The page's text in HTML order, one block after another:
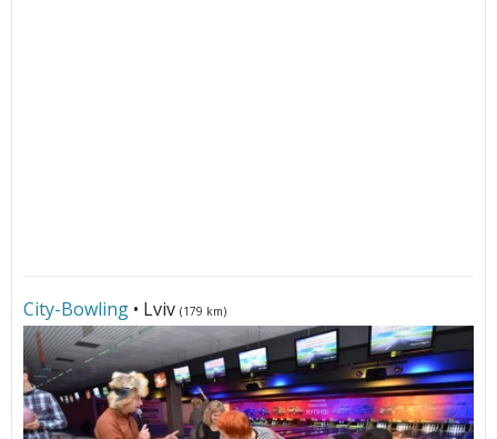
City-Bowling • Lviv (179 km)